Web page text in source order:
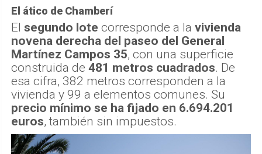
El ático de Chamberí
El segundo lote corresponde a la vivienda
novena derecha del paseo del General
Martínez Campos 35, con una superficie
construida de 481 metros cuadrados. De
esa cifra, 382 metros corresponden a la
vivienda y 99 a elementos comunes. Su
precio mínimo se ha fijado en 6.694.201
euros, también sin impuestos.